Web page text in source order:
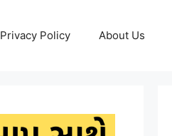
Privacy Policy About Us